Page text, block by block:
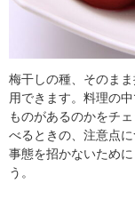
梅干しの種、そのま
用できます。料理の
ものがあるのかをチ
べるときの、注意点
事態を招かないため
う。